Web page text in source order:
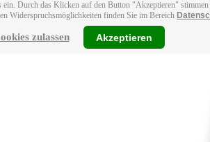
Durch das Klicken auf den Button "Akzeptieren"
Widerspruchsmöglichkeiten finden Sie im Bereich
zulassen Akzeptieren